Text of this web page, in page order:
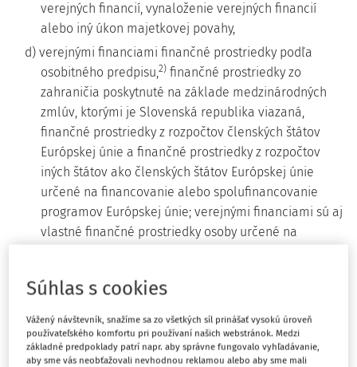
verejných financií, vynaloženie verejných financií
alebo iný úkon majetkovej povahy,
d) verejnými financiami finančné prostriedky podľa
osobitného predpisu,2) finančné prostriedky zo
zahraničia poskytnuté na základe medzinárodných
zmlúv, ktorými je Slovenská republika viazaná,
finančné prostriedky z rozpočtov členských štátov
Európskej únie a finančné prostriedky z rozpočtov
iných štátov ako členských štátov Európskej únie
určené na financovanie alebo spolufinancovanie
programov Európskej únie; verejnými financiami sú aj
vlastné finančné prostriedky osoby určené na
republika viazaná, alebo určené na
spolufinancovanie programov Európskej únie,
e) orgánom verejnej správy subjekt verejnej správy
podľa osobitného predpisu3)a právnická osoba,
Súhlas s cookies
Vážený návštevník, snažíme sa zo všetkých síl prinášať vysokú úroveň
používateľského komfortu pri používaní našich webstránok. Medzi
základné predpoklady patrí napr. aby správne fungovalo vyhľadávanie,
aby sme vás neobťažovali nevhodnou reklamou alebo aby sme mali